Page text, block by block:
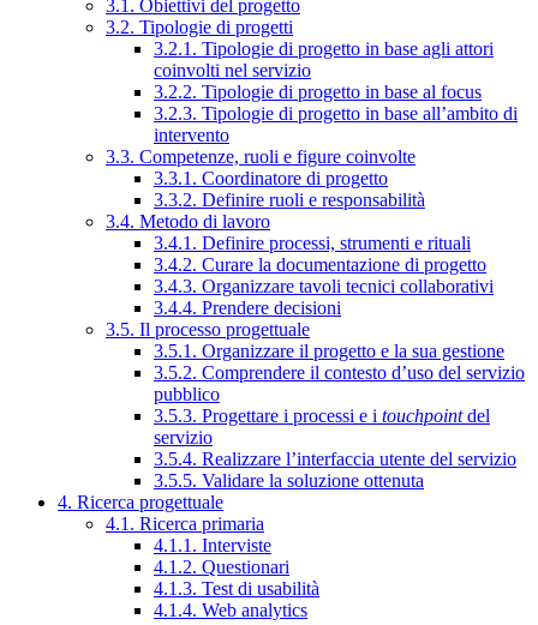
3.1. Obiettivi del progetto
3.2. Tipologie di progetti
3.2.1. Tipologie di progetto in base agli attori
coinvolti nel servizio
3.2.2. Tipologie di progetto in base al focus
3.2.3. Tipologie di progetto in base all’ambito di
intervento
3.3. Competenze, ruoli e figure coinvolte
3.3.1. Coordinatore di progetto
3.3.2. Definire ruoli e responsabilità
3.4. Metodo di lavoro
3.4.1. Definire processi, strumenti e rituali
3.4.2. Curare la documentazione di progetto
3.4.3. Organizzare tavoli tecnici collaborativi
3.4.4. Prendere decisioni
3.5. Il processo progettuale
3.5.1. Organizzare il progetto e la sua gestione
3.5.2. Comprendere il contesto d’uso del servizio
pubblico
3.5.3. Progettare i processi e i touchpointdel
servizio
3.5.4. Realizzare l’interfaccia utente del servizio
3.5.5. Validare la soluzione ottenuta
4. Ricerca progettuale
4.1. Ricerca primaria
4.1.1. Interviste
4.1.2. Questionari
4.1.3. Test di usabilità
4.1.4. Web analytics